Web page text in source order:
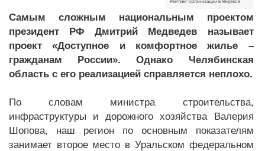
Самым сложным национальным проектом
президент РФ Дмитрий Медведев называет
проект «Доступное и комфортное жилье –
гражданам России». Однако Челябинская
область с его реализацией справляется неплохо.
По словам министра строительства,
инфраструктуры и дорожного хозяйства Валерия
Шопова, наш регион по основным показателям
занимает второе место в Уральском федеральном